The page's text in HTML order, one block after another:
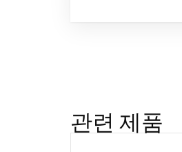
관련 제품